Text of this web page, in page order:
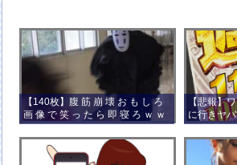
【140枚】腹 筋 崩 壊 お も し ろ
画 像 で 笑 っ た ら 即 寝 ろ ｗ ｗ
ｗ ｗ ｗ ｗ ｗ ｗ ｗ ｗ ｗ ｗ
【悲報】
に行きヤ